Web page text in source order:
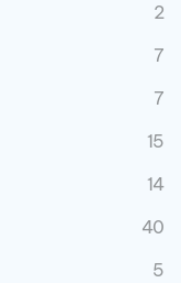
2
7
7
15
14
40
5